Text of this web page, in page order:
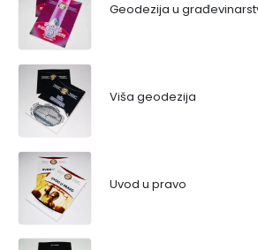
Geodezija u
Viša geodezija
Uvod u pravo